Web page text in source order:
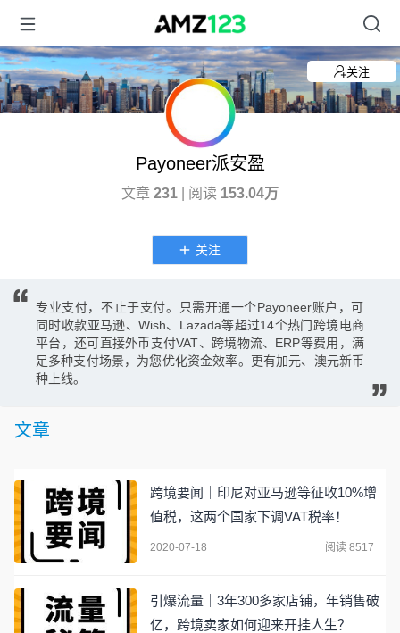
关注
Payoneer派安盈
文章 231 | 阅读 153.04万
关注
专业支付，不止于支付。只需开通一个Payoneer账户，可
同时收款亚马逊、Wish、Lazada等超过14个热门跨境电商
平台，还可直接外币支付VAT、跨境物流、ERP等费用，满
足多种支付场景，为您优化资金效率。更有加元、澳元新币
种上线。
文章
跨境要闻｜印尼对亚马逊等征收10%增
值税，这两个国家下调VAT税率！
2020-07-18 阅读 8517
引爆流量｜3年300多家店铺，年销售破
亿，跨境卖家如何迎来开挂人生？